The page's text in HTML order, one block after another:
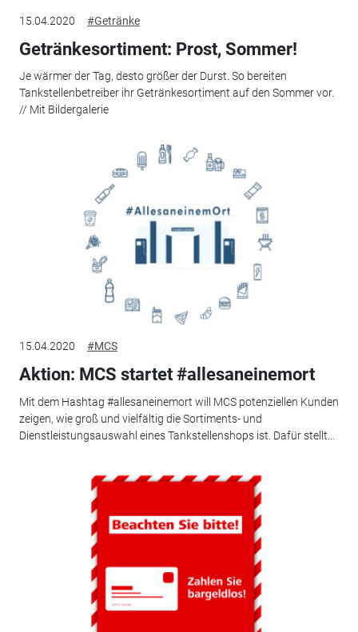
15.04.2020 #Getränke
Getränkesortiment: Prost, Sommer!
Je wärmer der Tag, desto größer der Durst. So bereiten
Tankstellenbetreiber ihr Getränkesortiment auf den Sommer vor.
// Mit Bildergalerie
15.04.2020 #MCS
Aktion: MCS startet #allesaneinemort
Mit dem Hashtag #allesaneinemort will MCS potenziellen Kunden
zeigen, wie groß und vielfältig die Sortiments- und
Dienstleistungsauswahl eines Tankstellenshops ist. Dafür stellt...